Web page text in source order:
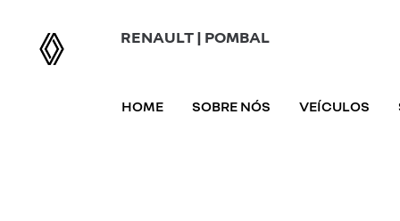
RENAULT | POMBAL
HOME SOBRE NÓS VEÍCULOS